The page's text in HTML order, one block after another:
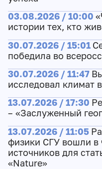
03.08.2026 / 10:00
истории тех, кто
30.07.2026 / 15:01
победила во
30.07.2026 / 11:47
исследовал климат
13.07.2026 / 17:30
– «Заслуженный
13.07.2026 / 11:05
физики СГУ вошли в
источников для
«Nature»